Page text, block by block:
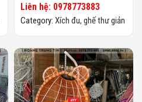
Liên hệ: 0978773883
Category: Xích đu, ghế thư giản